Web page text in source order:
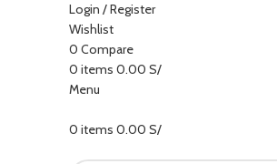
Login / Register
Wishlist
0 Compare
0 items 0.00 S/
Menu
0 items 0.00 S/